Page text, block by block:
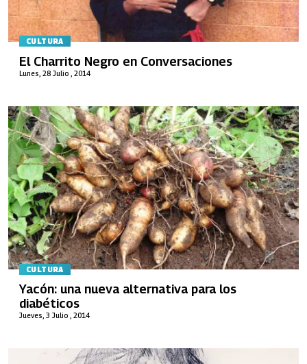
CULTURA
Lunes, 28 Julio , 2014
El Charrito Negro en Conversaciones
CULTURA
Jueves, 3 Julio , 2014
Yacón: una nueva alternativa para los
diabéticos